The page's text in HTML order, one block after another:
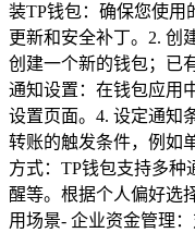
装TP钱包：确保您使用
更新和安全补丁。2. 创
创建一个新的钱包；已
通知设置：在钱包应用
设置页面。4. 设定通知
转账的触发条件，例如
方式：TP钱包支持多种
醒等。根据个人偏好选
用场景- 企业资金管理